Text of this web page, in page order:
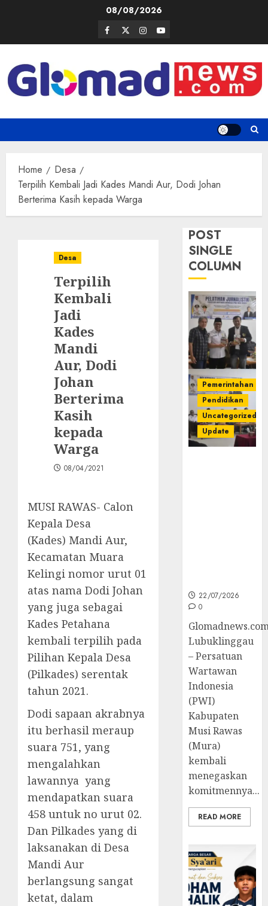
08/08/2026
Facebook
TwitterInstagram
Youtube
Home
Desa
Terpilih Kembali Jadi Kades Mandi Aur, Dodi Johan
Berterima Kasih kepada Warga
Desa
Terpilih
Kembali
Jadi
Kades
Mandi
Aur, Dodi
Johan
Berterima
Kasih
kepada
Warga
08/04/2021
MUSI RAWAS- Calon
Kepala Desa
(Kades) Mandi Aur,
Kecamatan Muara
Kelingi nomor urut 01
atas nama Dodi Johan
yang juga sebagai
Kades Petahana
kembali terpilih pada
Pilihan Kepala Desa
(Pilkades) serentak
tahun 2021.
Dodi sapaan akrabnya
itu berhasil meraup
suara 751, yang
mengalahkan
lawannya yang
mendapatkan suara
458 untuk no urut 02.
Dan Pilkades yang di
laksanakan di Desa
Mandi Aur
berlangsung sangat
ketat, dalam
POST
SINGLE
COLUMN
Pemerintahan
Pendidikan
Uncategorized
Update
22/07/2026
0
Lubuklinggau
– Persatuan
Wartawan
Indonesia
(PWI)
Kabupaten
Musi Rawas
(Mura)
kembali
menegaskan
komitmennya...
READ MORE